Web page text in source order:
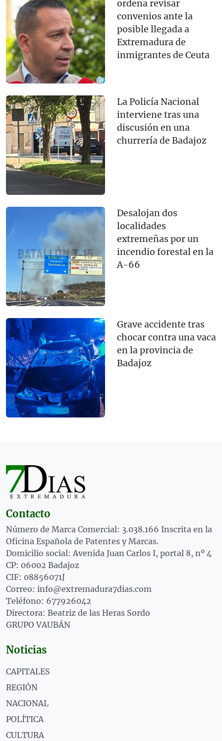
ordena revisar
convenios ante la
posible llegada a
Extremadura de
inmigrantes de Ceuta
La Policía Nacional
interviene tras una
discusión en una
churrería de Badajoz
Desalojan dos
localidades
extremeñas por un
incendio forestal en la
A-66
Grave accidente tras
chocar contra una vaca
en la provincia de
Badajoz
Contacto
Número de Marca Comercial: 3.038.166 Inscrita en la
Oficina Española de Patentes y Marcas.
Domicilio social: Avenida Juan Carlos I, portal 8, nº 4
CP: 06002 Badajoz
CIF: 08856071J
Correo: info@extremadura7dias.com
Teléfono: 677926042
Directora: Beatriz de las Heras Sordo
GRUPO VAUBÁN
Noticias
CAPITALES
REGIÓN
NACIONAL
POLÍTICA
CULTURA